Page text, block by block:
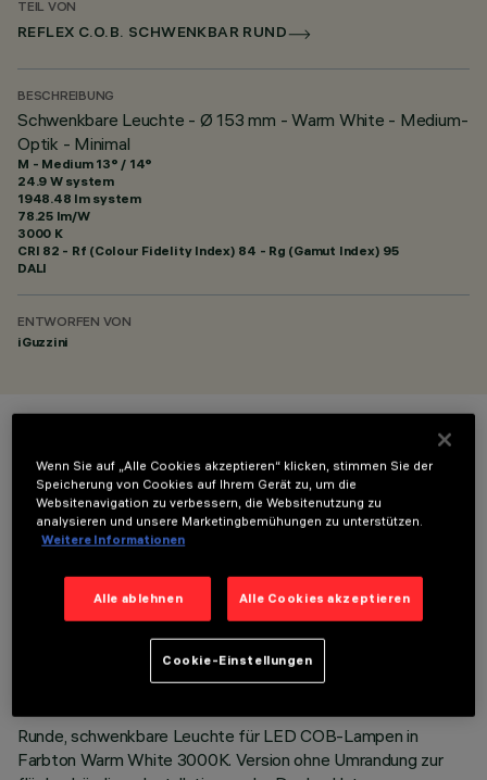
TEIL VON
REFLEX C.O.B. SCHWENKBAR RUND
BESCHREIBUNG
Schwenkbare Leuchte - Ø 153 mm - Warm White - Medium-
Optik - Minimal
M - Medium 13° / 14°
24.9 W system
1948.48 lm system
78.25 lm/W
3000 K
CRI 82 - Rf (Colour Fidelity Index) 84 - Rg (Gamut Index) 95
DALI
ENTWORFEN VON
iGuzzini
TECHNISCHE DATEN
LETZTES UPDATE: 01.08.2026
Runde, schwenkbare Leuchte für LED COB-Lampen in
Farbton Warm White 3000K. Version ohne Umrandung zur
Wenn Sie auf „Alle Cookies akzeptieren“ klicken, stimmen Sie der
Speicherung von Cookies auf Ihrem Gerät zu, um die
Websitenavigation zu verbessern, die Websitenutzung zu
analysieren und unsere Marketingbemühungen zu unterstützen.
Weitere Informationen
Alle ablehnen Alle Cookies akzeptieren
Cookie-Einstellungen